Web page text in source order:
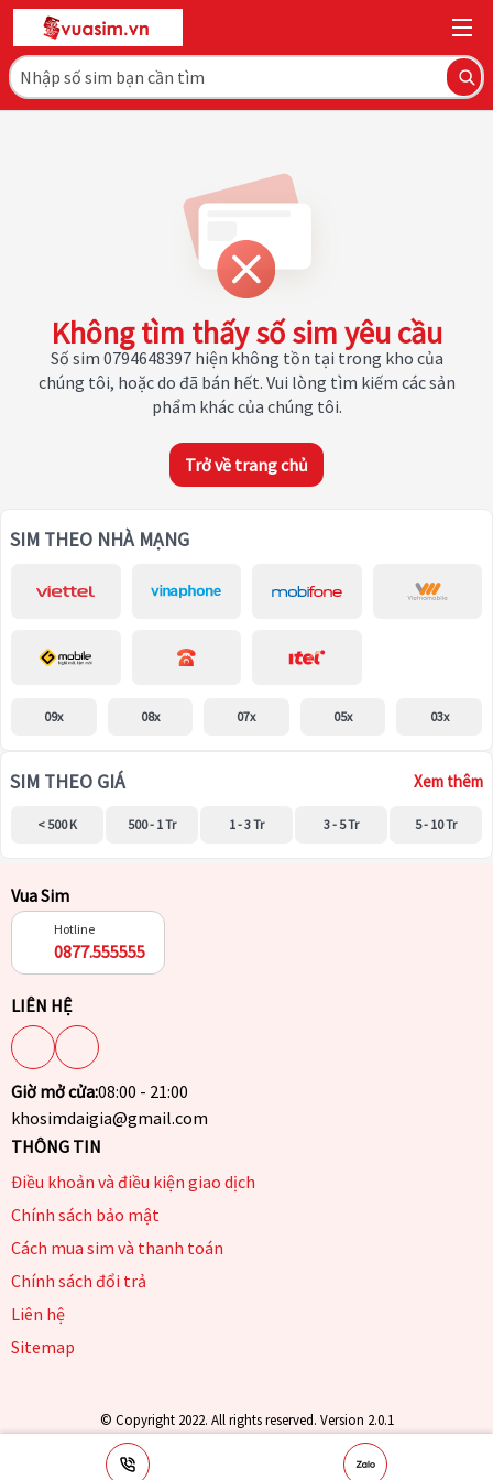
Không tìm thấy số sim yêu cầu
Số sim 0794648397 hiện không tồn tại trong kho của
chúng tôi, hoặc do đã bán hết. Vui lòng tìm kiếm các sản
phẩm khác của chúng tôi.
Trở về trang chủ
SIM THEO NHÀ MẠNG
09x 08x 07x 05x 03x
SIM THEO GIÁ Xem thêm
< 500 K 500 - 1 Tr 1 - 3 Tr 3 - 5 Tr 5 - 10 Tr
Vua Sim
Hotline
0877.555555
LIÊN HỆ
Giờ mở cửa:08:00 - 21:00
khosimdaigia@gmail.com
THÔNG TIN
Điều khoản và điều kiện giao dịch
Chính sách bảo mật
Cách mua sim và thanh toán
Chính sách đổi trả
Liên hệ
Sitemap
© Copyright 2022. All rights reserved. Version 2.0.1